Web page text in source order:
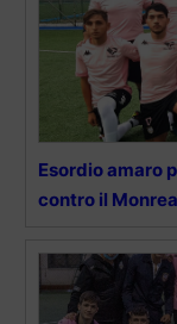
Esordio amaro
contro il